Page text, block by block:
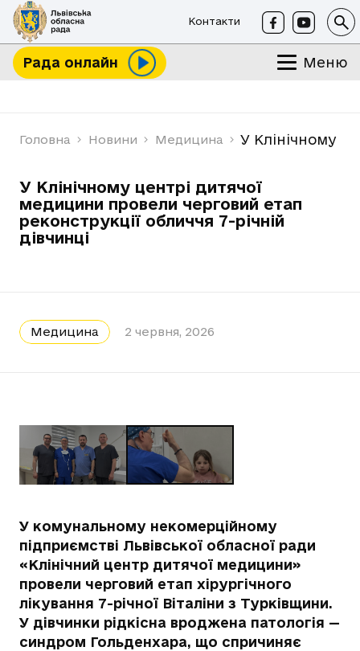
Контакти
Рада онлайн Меню
Головна Новини Медицина У Клінічному
У Клінічному центрі дитячої
медицини провели черговий етап
реконструкції обличчя 7-річній
дівчинці
Медицина 2 червня, 2026
У комунальному некомерційному
підприємстві Львівської обласної ради
«Клінічний центр дитячої медицини»
провели черговий етап хірургічного
лікування 7-річної Віталіни з Турківщини.
У дівчинки рідкісна вроджена патологія —
синдром Гольденхара, що спричиняє